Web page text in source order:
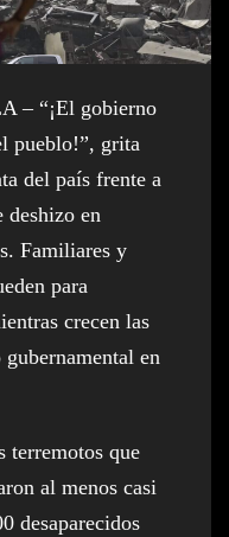
– “¡El gobierno
pueblo!”, grita
del país frente a
deshizo en
Familiares y
para
crecen las
en
terremotos que
al menos casi
desaparecidos